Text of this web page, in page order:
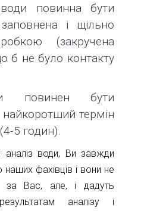
повинна бути
і щільно
(закручена
б не було контакту
повинен бути
термін
5 годин).
води, Ви завжди
фахівців і вони не
за Вас, але, і дадуть
аналізу і